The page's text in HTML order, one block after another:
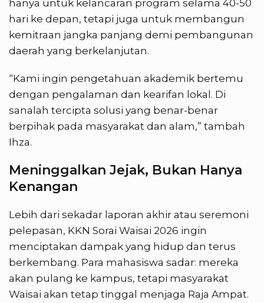
hanya untuk kelancaran program selama 40-50
hari ke depan, tetapi juga untuk membangun
kemitraan jangka panjang demi pembangunan
daerah yang berkelanjutan.
“Kami ingin pengetahuan akademik bertemu
dengan pengalaman dan kearifan lokal. Di
sanalah tercipta solusi yang benar-benar
berpihak pada masyarakat dan alam,” tambah
Ihza.
Meninggalkan Jejak, Bukan Hanya
Kenangan
Lebih dari sekadar laporan akhir atau seremoni
pelepasan, KKN Sorai Waisai 2026 ingin
menciptakan dampak yang hidup dan terus
berkembang. Para mahasiswa sadar: mereka
akan pulang ke kampus, tetapi masyarakat
Waisai akan tetap tinggal menjaga Raja Ampat.